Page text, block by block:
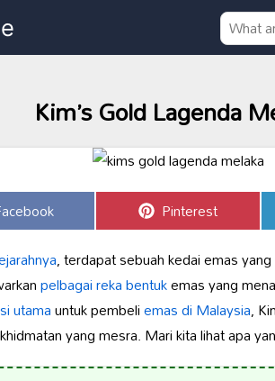
Kim’s Gold Lagenda
Share
on
Pinterest
, terdapat sebuah kedai emas
pelbagai reka bentukemas yang
utamauntuk pembeliemas di Malaysia,
yang mesra. Mari kita lihat apa